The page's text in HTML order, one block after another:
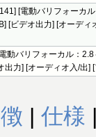
[電動バリフォーカ
[ビデオ出力] [オーデ
動バリフォーカル：
出力] [オーディオ入/出]
| 仕様